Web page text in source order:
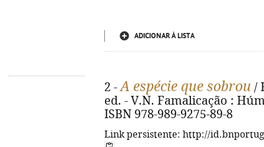
ADICIONAR À LISTA
2 -A espécie que sobrou /
ed. - V.N. Famalicação :
ISBN 978-989-9275-89-8
Link persistente: http://